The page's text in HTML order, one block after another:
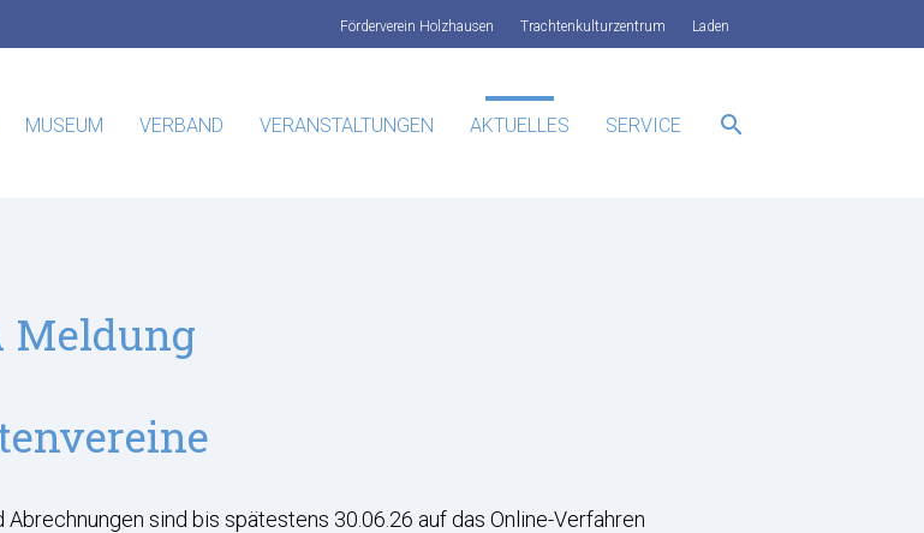
Laden
Trachtenkulturzentrum
Förderverein Holzhausen
MUSEUM VERBAND VERANSTALTUNGEN AKTUELLES SERVICE search
Meldung
sind bis spätestens 30.06.26 auf das Online-Verfahren